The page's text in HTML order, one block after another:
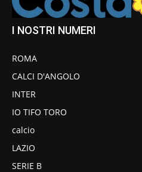
I NOSTRI NUMERI
ROMA
CALCI D'ANGOLO
INTER
IO TIFO TORO
calcio
LAZIO
SERIE B